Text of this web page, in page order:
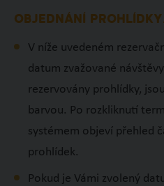
OBJEDNÁNÍ
V níže uvedeném
datum zvažované
rezervovány prohlídky,
barvou. Po rozkliknutí
systémem objeví přehled
prohlídek.
Pokud je Vámi zvolený